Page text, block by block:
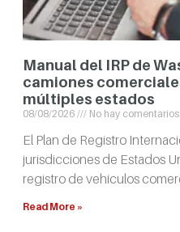
Manual del IRP de
camiones
múltiples estados
08/08/2026 No hay comentarios
El Plan de Registro
jurisdicciones de Estados
registro de vehículos
Read More »